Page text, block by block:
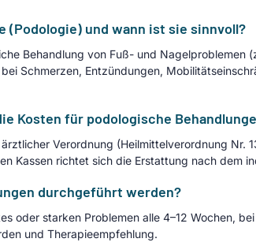
(Podologie) und wann ist sie sinnvoll?
Behandlung von Fuß- und Nagelproblemen
Schmerzen, Entzündungen,
Kosten für podologische
Verordnung (Heilmittelverordnung Nr.
Kassen richtet sich die Erstattung nach dem
durchgeführt werden?
oder starken Problemen alle 4–12 Wochen,
und Therapieempfehlung.